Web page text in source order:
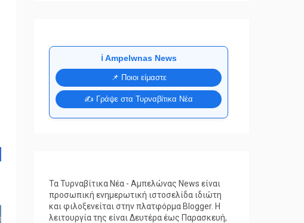
ℹ️ Ampelwnas News
📌 Ποιοι είμαστε
✍️ Γράψε στα Τυρναβίτικα Νέα
Τα Τυρναβίτικα Νέα - Αμπελώνας News είναι
προσωπική ενημερωτική ιστοσελίδα ιδιώτη
και φιλοξενείται στην πλατφόρμα Blogger. Η
λειτουργία της είναι Δευτέρα έως Παρασκευή,